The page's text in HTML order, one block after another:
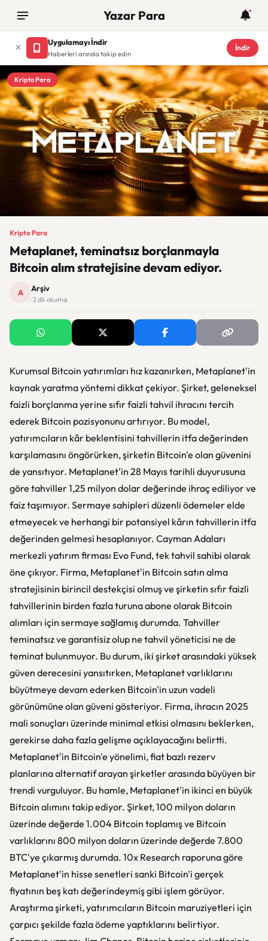
Yazar Para
Uygulamayı İndir
Haberleri anında takip edin
İndir
Kripto Para
Kripto Para
Metaplanet, teminatsız borçlanmayla
Bitcoin alım stratejisine devam ediyor.
A Arşiv
· 2 dk okuma
Kurumsal Bitcoin yatırımları hız kazanırken, Metaplanet'in
kaynak yaratma yöntemi dikkat çekiyor. Şirket, geleneksel
faizli borçlanma yerine sıfır faizli tahvil ihracını tercih
ederek Bitcoin pozisyonunu artırıyor. Bu model,
yatırımcıların kâr beklentisini tahvillerin itfa değerinden
karşılamasını öngörürken, şirketin Bitcoin'e olan güvenini
de yansıtıyor. Metaplanet'in 28 Mayıs tarihli duyurusuna
göre tahviller 1,25 milyon dolar değerinde ihraç ediliyor ve
faiz taşımıyor. Sermaye sahipleri düzenli ödemeler elde
etmeyecek ve herhangi bir potansiyel kârın tahvillerin itfa
değerinden gelmesi hesaplanıyor. Cayman Adaları
merkezli yatırım firması Evo Fund, tek tahvil sahibi olarak
öne çıkıyor. Firma, Metaplanet'in Bitcoin satın alma
stratejisinin birincil destekçisi olmuş ve şirketin sıfır faizli
tahvillerinin birden fazla turuna abone olarak Bitcoin
alımları için sermaye sağlamış durumda. Tahviller
teminatsız ve garantisiz olup ne tahvil yöneticisi ne de
teminat bulunmuyor. Bu durum, iki şirket arasındaki yüksek
güven derecesini yansıtırken, Metaplanet varlıklarını
büyütmeye devam ederken Bitcoin'in uzun vadeli
görünümüne olan güveni gösteriyor. Firma, ihracın 2025
mali sonuçları üzerinde minimal etkisi olmasını beklerken,
gerekirse daha fazla gelişme açıklayacağını belirtti.
Metaplanet'in Bitcoin'e yönelimi, fiat bazlı rezerv
planlarına alternatif arayan şirketler arasında büyüyen bir
trendi vurguluyor. Bu hamle, Metaplanet'in ikinci en büyük
Bitcoin alımını takip ediyor. Şirket, 100 milyon doların
üzerinde değerde 1.004 Bitcoin toplamış ve Bitcoin
varlıklarını 800 milyon doların üzerinde değerde 7.800
BTC'ye çıkarmış durumda. 10x Research raporuna göre
Metaplanet'in hisse senetleri sanki Bitcoin'i gerçek
fiyatının beş katı değerindeymiş gibi işlem görüyor.
Araştırma şirketi, yatırımcıların Bitcoin maruziyetleri için
çarpıcı şekilde fazla ödeme yaptıklarını belirtiyor.